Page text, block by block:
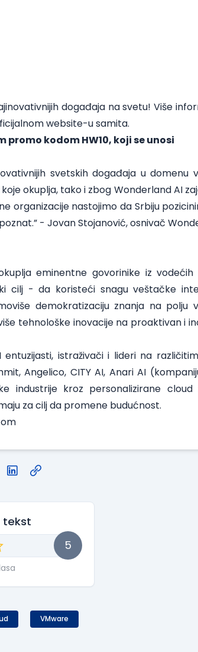
događaja na svetu! Više
website-u samita.
promo kodom HW10, koji se unosi
svetskih događaja u domenu
okuplja, tako i zbog Wonderland AI
organizacije nastojimo da Srbiju
- Jovan Stojanović, osnivač
eminentne govorinike iz vodećih
cilj - da koristeći snagu veštačke
demokratizaciju znanja na polju
tehnološke inovacije na proaktivan i
istraživači i lideri na
Angelico, CITY AI, Anari AI
industrije kroz personalizirane cloud
za cilj da promene budućnost.
tekst
5
VMware